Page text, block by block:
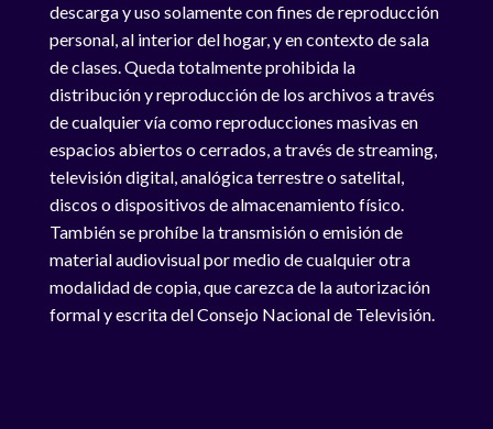
descarga y uso solamente con fines de reproducción
personal, al interior del hogar, y en contexto de sala
de clases. Queda totalmente prohibida la
distribución y reproducción de los archivos a través
de cualquier vía como reproducciones masivas en
espacios abiertos o cerrados, a través de streaming,
televisión digital, analógica terrestre o satelital,
discos o dispositivos de almacenamiento físico.
También se prohíbe la transmisión o emisión de
material audiovisual por medio de cualquier otra
modalidad de copia, que carezca de la autorización
formal y escrita del Consejo Nacional de Televisión.